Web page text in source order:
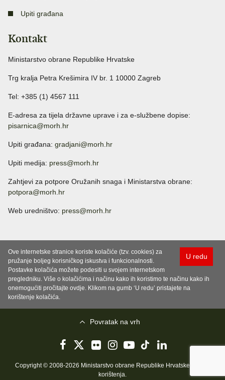
Upiti građana
Kontakt
Ministarstvo obrane Republike Hrvatske
Trg kralja Petra Krešimira IV br. 1 10000 Zagreb
Tel: +385 (1) 4567 111
E-adresa za tijela državne uprave i za e-službene dopise:
pisarnica@morh.hr
Upiti građana: gradjani@morh.hr
Upiti medija: press@morh.hr
Zahtjevi za potpore Oružanih snaga i Ministarstva obrane:
potpora@morh.hr
Web uredništvo: press@morh.hr
U redu
Ove internetske stranice koriste kolačiće (tzv. cookies) za
pružanje boljeg korisničkog iskustva i funkcionalnosti.
Postavke kolačića možete podesiti u svojem internetskom
pregledniku. Više o kolačićima i načinu kako ih koristimo te načinu kako ih
onemogućiti pročitajte ovdje. Klikom na gumb ‘U redu’ pristajete na
korištenje kolačića.
Povratak na vrh
Copyright © 2008-2026 Ministarstvo obrane Republike Hrvatske..
korištenja.